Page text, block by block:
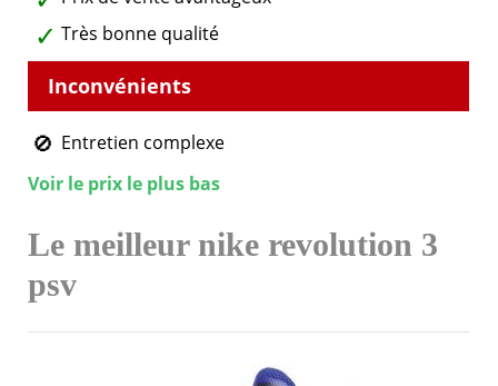
Très bonne qualité
Entretien complexe
Voir le prix le plus bas
Le meilleur nike revolution 3
psv